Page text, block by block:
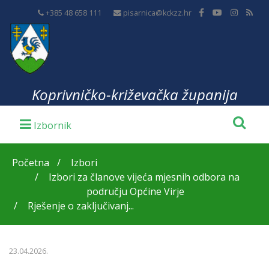
+385 48 658 111 pisarnica@kckzz.hr
Koprivničko-križevačka županija
Početna
Izbori
Izbori za članove vijeća mjesnih odbora na
području Općine Virje
Rješenje o zaključivanj...
23.04.2026.